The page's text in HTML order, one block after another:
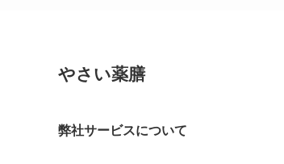
やさい薬膳
弊社サービスについて